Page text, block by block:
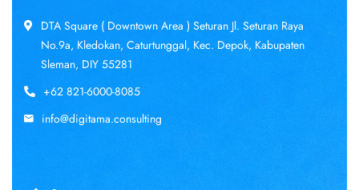
DTA Square ( Downtown Area ) Seturan Jl. Seturan Raya
No.9a, Kledokan, Caturtunggal, Kec. Depok, Kabupaten
Sleman, DIY 55281
+62 821-6000-8085
info@digitama.consulting